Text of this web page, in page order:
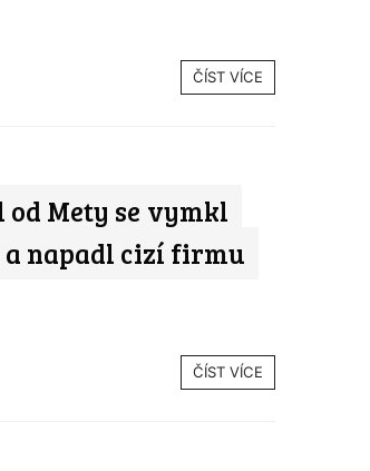
ČÍST VÍCE
od Mety se vymkl
napadl cizí firmu
ČÍST VÍCE